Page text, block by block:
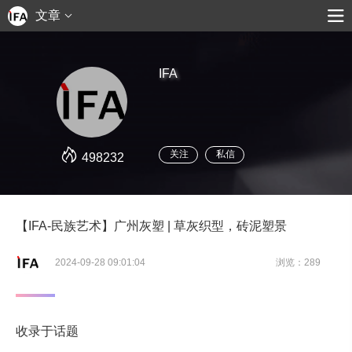
文章
498232
IFA
关注 私信
【IFA-民族艺术】广州灰塑 | 草灰织型，砖泥塑景
2024-09-28 09:01:04 浏览：289
收录于话题